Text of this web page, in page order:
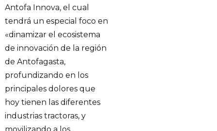
Antofa Innova, el cual
tendrá un especial foco en
«dinamizar el ecosistema
de innovación de la región
de Antofagasta,
profundizando en los
principales dolores que
hoy tienen las diferentes
industrias tractoras, y
movilizando a los